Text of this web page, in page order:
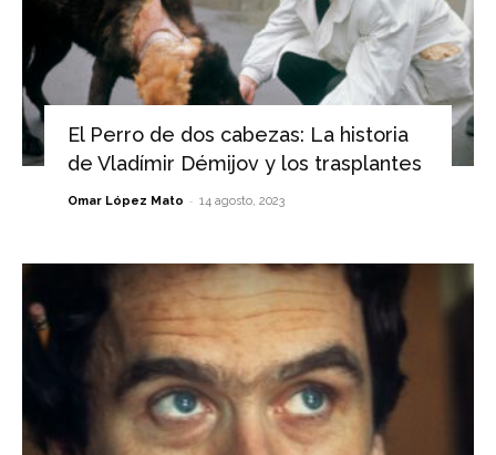
El Perro de dos cabezas: La historia
de Vladímir Démijov y los trasplantes
Omar López Mato - 14 agosto, 2023